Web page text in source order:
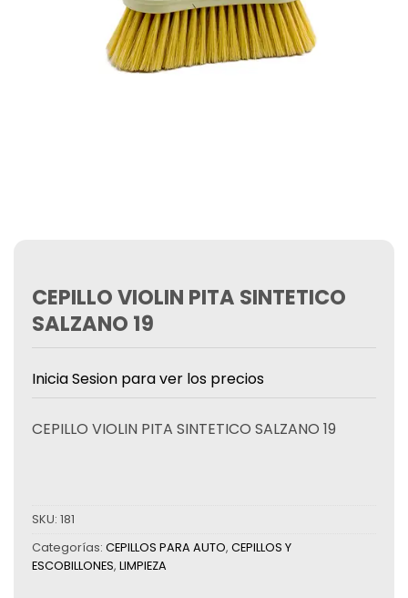
CEPILLO VIOLIN PITA SINTETICO
SALZANO 19
Inicia Sesion para ver los precios
CEPILLO VIOLIN PITA SINTETICO SALZANO 19
SKU: 181
Categorías: CEPILLOS PARA AUTO, CEPILLOS Y
ESCOBILLONES, LIMPIEZA